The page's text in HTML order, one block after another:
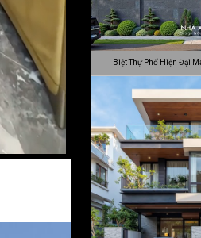
Biệt Thự Phố Hiện Đại